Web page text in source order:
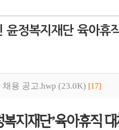
윤정복지재단 육아휴
용 공고.hwp (23.0K) [17]
복지재단’육아휴직